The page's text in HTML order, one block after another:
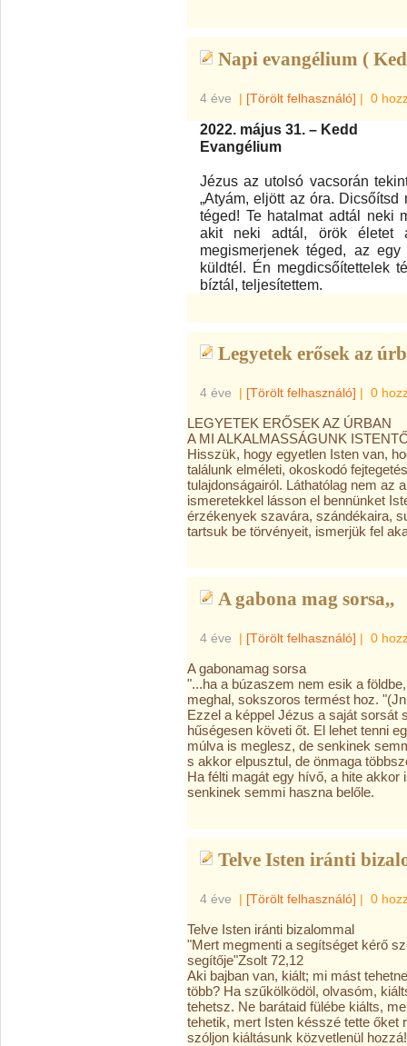
Napi evangélium (
4 éve | [Törölt felhasználó] | 0
2022. május 31. – Kedd
Evangélium
Jézus az utolsó vacsorán
„Atyám, eljött az óra.
téged! Te hatalmat adtál neki
akit neki adtál, örök életet
megismerjenek téged, az
küldtél. Én megdicsőítettelek
bíztál, teljesítettem.
Legyetek erősek az
4 éve | [Törölt felhasználó] | 0
LEGYETEK ERŐSEK AZ ÚRBAN
A MI ALKALMASSÁGUNK
Hisszük, hogy egyetlen Isten van,
találunk elméleti, okoskodó
tulajdonságairól. Láthatólag nem az
ismeretekkel lásson el bennünket
érzékenyek szavára, szándékaira,
tartsuk be törvényeit, ismerjük fel
A gabona mag sorsa,,
4 éve | [Törölt felhasználó] | 0
A gabonamag sorsa
"...ha a búzaszem nem esik a
meghal, sokszoros termést hoz.
Ezzel a képpel Jézus a saját sorsát
hűségesen követi őt. El lehet tenni
múlva is meglesz, de senkinek
s akkor elpusztul, de önmaga
Ha félti magát egy hívő, a hite
senkinek semmi haszna belőle.
Telve Isten iránti
4 éve | [Törölt felhasználó] | 0
Telve Isten iránti bizalommal
"Mert megmenti a segítséget kérő
segítője"Zsolt 72,12
Aki bajban van, kiált; mi mást
több? Ha szűkölködöl, olvasóm,
tehetsz. Ne barátaid fülébe kiálts,
tehetik, mert Isten késszé tette őket
szóljon kiáltásunk közvetlenül hozzá!